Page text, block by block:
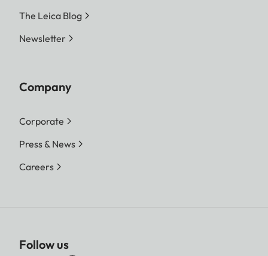
The Leica Blog
Newsletter
Company
Corporate
Press & News
Careers
Follow us